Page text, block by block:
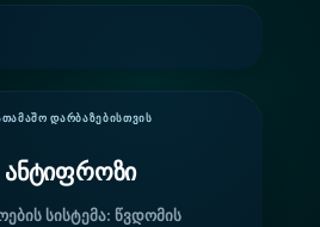
ᲓᲐᲠᲑᲐᲖᲔᲑᲘᲡᲗᲕᲘᲡ
სისტემა: წვდომის